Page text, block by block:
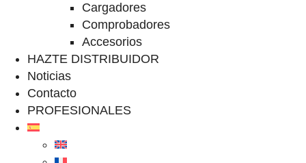
Cargadores
Comprobadores
Accesorios
HAZTE DISTRIBUIDOR
Noticias
Contacto
PROFESIONALES